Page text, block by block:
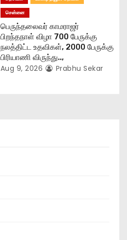
சென்னை
பெருந்தலைவர் காமராஜர்
பிறந்தநாள் விழா 700 பேருக்கு
நலத்திட்ட உதவிகள், 2000 பேருக்கு
பிரியாணி விருந்து..,
Aug 9, 2026 Prabhu Sekar